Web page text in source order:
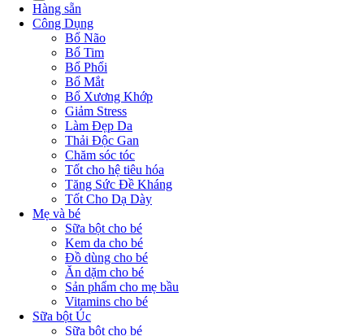
Hàng sẵn
Công Dụng
Bổ Não
Bổ Tim
Bổ Phổi
Bổ Mắt
Bổ Xương Khớp
Giảm Stress
Làm Đẹp Da
Thải Độc Gan
Chăm sóc tóc
Tốt cho hệ tiêu hóa
Tăng Sức Đề Kháng
Tốt Cho Dạ Dày
Mẹ và bé
Sữa bột cho bé
Kem da cho bé
Đồ dùng cho bé
Ăn dặm cho bé
Sản phẩm cho mẹ bầu
Vitamins cho bé
Sữa bột Úc
Sữa bột cho bé